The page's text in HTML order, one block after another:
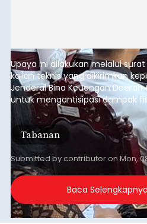
Upaya ini dilakukan melalui
kajian teknis yang dikirimkan
Jenderal Bina Keuangan Daerah
untuk mengantisipasi dampak
2027.
Tabanan
Submitted bycontributoron Mon,
Baca Selengkapnya